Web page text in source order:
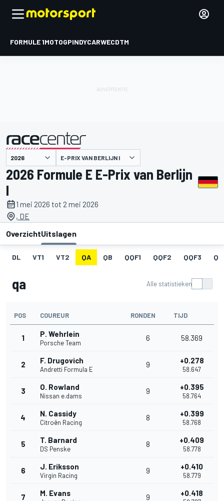
FORMULE 1MOTOGPINDYCARWECDTM
gepresenteerd door E-PRIX VAN BERLIJN I
2026 Formule E E-Prix van Berlijn
I
1 mei 2026 tot 2 mei 2026
, DE
OverzichtUitslagen
DL VT1 VT2 QA QB QQF1 QQF2 QQF3
qa Alle statistieken
POS COUREUR RONDEN TIJD
1 P. Wehrlein
Porsche Team
6 58.369
2 F. Drugovich
Andretti Formula E
9 +0.278
58.647
3 O. Rowland
Nissan e.dams
9 +0.395
58.764
4 N. Cassidy
Citroën Racing
8 +0.399
58.768
5 T. Barnard
DS Penske
8 +0.409
58.778
6 J. Eriksson
Virgin Racing
9 +0.410
58.779
7 M. Evans 9 +0.418